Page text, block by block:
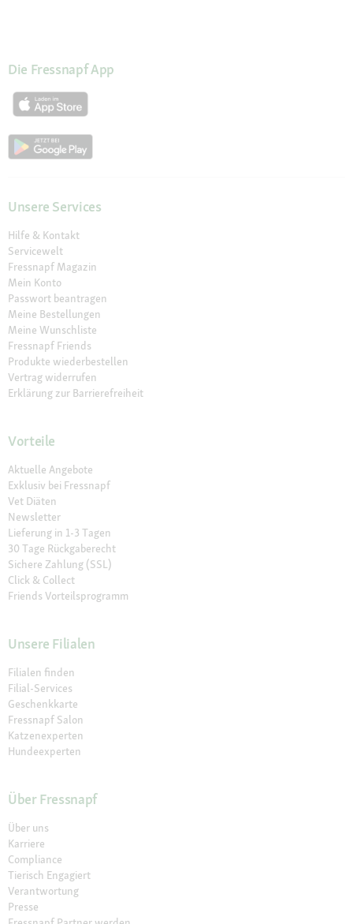
Die Fressnapf App
Unsere Services
Hilfe & Kontakt
Servicewelt
Fressnapf Magazin
Mein Konto
Passwort beantragen
Meine Bestellungen
Meine Wunschliste
Fressnapf Friends
Produkte wiederbestellen
Vertrag widerrufen
Erklärung zur Barrierefreiheit
Vorteile
Aktuelle Angebote
Exklusiv bei Fressnapf
Vet Diäten
Newsletter
Lieferung in 1-3 Tagen
30 Tage Rückgaberecht
Sichere Zahlung (SSL)
Click & Collect
Friends Vorteilsprogramm
Unsere Filialen
Filialen finden
Filial-Services
Geschenkkarte
Fressnapf Salon
Katzenexperten
Hundeexperten
Über Fressnapf
Über uns
Karriere
Compliance
Tierisch Engagiert
Verantwortung
Presse